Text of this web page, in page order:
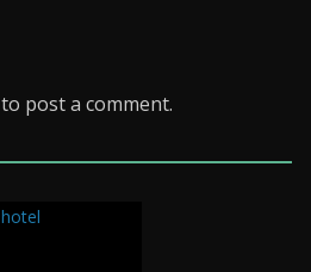
to post a comment.